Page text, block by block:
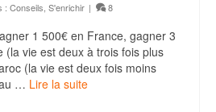
: Conseils S'enrichir | 8
1 500€ en France, gagner 3
(la vie est deux à trois fois plus
(la vie est deux fois moins
… Lire la suite